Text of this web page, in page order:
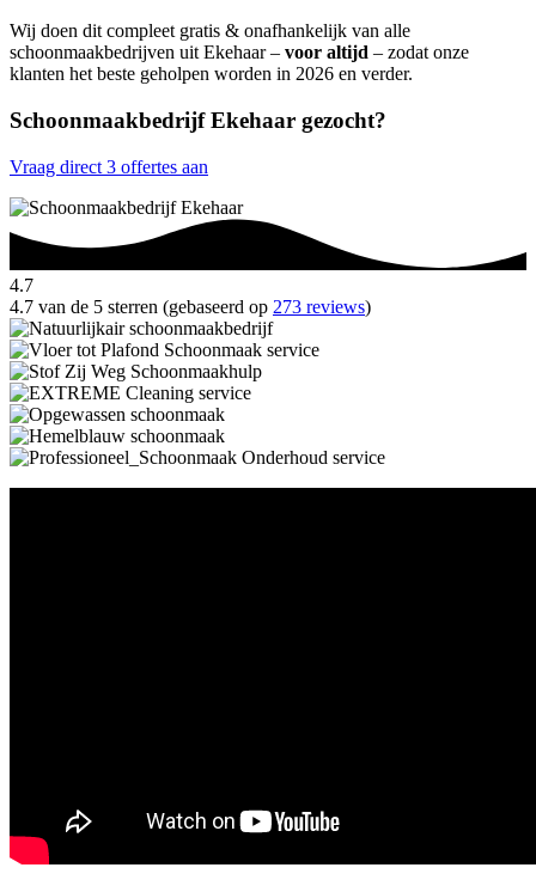
Wij doen dit compleet gratis & onafhankelijk van alle
schoonmaakbedrijven uit Ekehaar – voor altijd – zodat onze
klanten het beste geholpen worden in 2026 en verder.
Schoonmaakbedrijf Ekehaar gezocht?
Vraag direct 3 offertes aan
4.7
4.7 van de 5 sterren (gebaseerd op 273 reviews)